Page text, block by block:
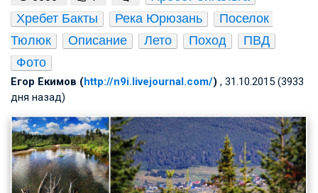
Хребет Бакты
Река Юрюзань
Поселок
Тюлюк
Описание Лето Поход
ПВД
Фото
Егор Екимов (http://n9i.livejournal.com/) , 31.10.2015 (3933
дня назад)